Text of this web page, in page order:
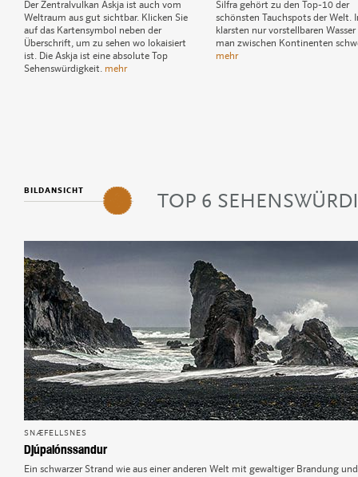
Der Zentralvulkan Askja ist auch vom
Weltraum aus gut sichtbar. Klicken Sie
auf das Kartensymbol neben der
Überschrift, um zu sehen wo lokaisiert
ist. Die Askja ist eine absolute Top
Sehenswürdigkeit. mehr
Silfra gehört zu den Top-10 der
schönsten Tauchspots der Welt.
klarsten nur vorstellbaren Wasser
man zwischen Kontinenten
mehr
5 Geysir
TOP 6
BILDANSICHT
SNÆFELLSNES
Djúpalónssandur
Ein schwarzer Strand wie aus einer anderen Welt mit gewaltiger Brandung und